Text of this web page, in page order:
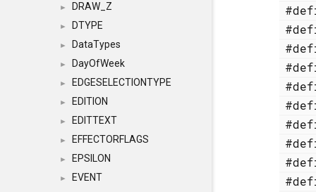
► DRAW_Z
► DTYPE
► DataTypes
► DayOfWeek
► EDGESELECTIONTYPE
► EDITION
► EDITTEXT
► EFFECTORFLAGS
► EPSILON
►
EVENT